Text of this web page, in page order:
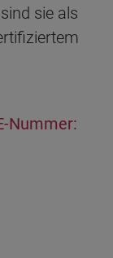
sie als
Nummer: